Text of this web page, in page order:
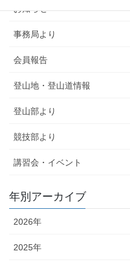
お知らせ
事務局より
会員報告
登山地・登山道情報
登山部より
競技部より
講習会・イベント
年別アーカイブ
2026年
2025年